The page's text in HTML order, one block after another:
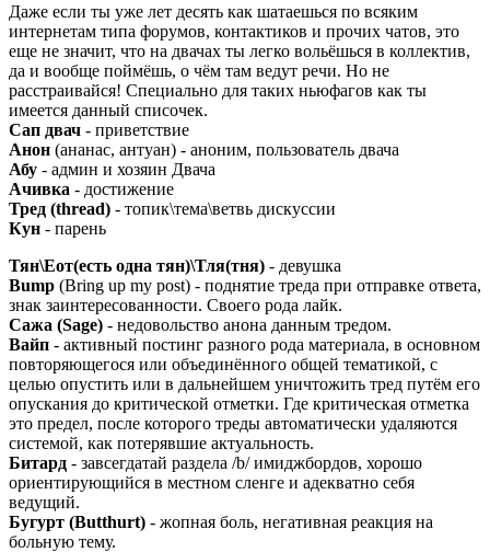
Даже если ты уже лет десять как шатаешься по всяким
интернетам типа форумов, контактиков и прочих чатов, это
еще не значит, что на двачах ты легко вольёшься в коллектив,
да и вообще поймёшь, о чём там ведут речи. Но не
расстраивайся! Специально для таких ньюфагов как ты
имеется данный списочек.
Сап двач - приветствие
Анон (ананас, антуан) - аноним, пользователь двача
Абу - админ и хозяин Двача
Ачивка - достижение
Тред (thread) - топик\тема\ветвь дискуссии
Кун - парень
Тян\Еот(есть одна тян)\Тля(тня) - девушка
Bump (Bring up my post) - поднятие треда при отправке ответа,
знак заинтересованности. Своего рода лайк.
Сажа (Sage) - недовольство анона данным тредом.
Вайп - активный постинг разного рода материала, в основном
повторяющегося или объединённого общей тематикой, с
целью опустить или в дальнейшем уничтожить тред путём его
опускания до критической отметки. Где критическая отметка
это предел, после которого треды автоматически удаляются
системой, как потерявшие актуальность.
Битард - завсегдатай раздела /b/ имиджбордов, хорошо
ориентирующийся в местном сленге и адекватно себя
ведущий.
Бугурт (Butthurt) - жопная боль, негативная реакция на
больную тему.